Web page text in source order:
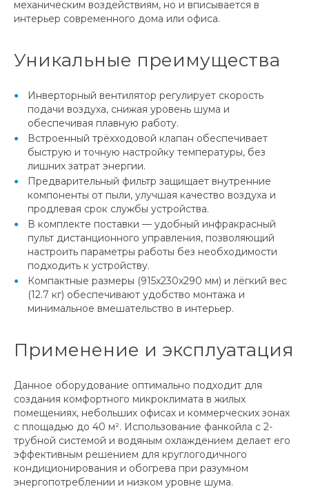
механическим воздействиям, но и вписывается в
интерьер современного дома или офиса.
Уникальные преимущества
Инверторный вентилятор регулирует скорость
подачи воздуха, снижая уровень шума и
обеспечивая плавную работу.
Встроенный трёхходовой клапан обеспечивает
быструю и точную настройку температуры, без
лишних затрат энергии.
Предварительный фильтр защищает внутренние
компоненты от пыли, улучшая качество воздуха и
продлевая срок службы устройства.
В комплекте поставки — удобный инфракрасный
пульт дистанционного управления, позволяющий
настроить параметры работы без необходимости
подходить к устройству.
Компактные размеры (915x230x290 мм) и лёгкий вес
(12.7 кг) обеспечивают удобство монтажа и
минимальное вмешательство в интерьер.
Применение и эксплуатация
Данное оборудование оптимально подходит для
создания комфортного микроклимата в жилых
помещениях, небольших офисах и коммерческих зонах
с площадью до 40 м². Использование фанкойла с 2-
трубной системой и водяным охлаждением делает его
эффективным решением для круглогодичного
кондиционирования и обогрева при разумном
энергопотреблении и низком уровне шума.